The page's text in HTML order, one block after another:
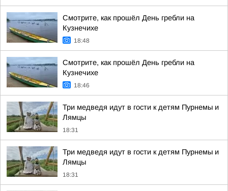
Смотрите, как прошёл День гребли на
Кузнечихе
18:48
Смотрите, как прошёл День гребли на
Кузнечихе
18:46
Три медведя идут в гости к детям Пурнемы и
Лямцы
18:31
Три медведя идут в гости к детям Пурнемы и
Лямцы
18:31